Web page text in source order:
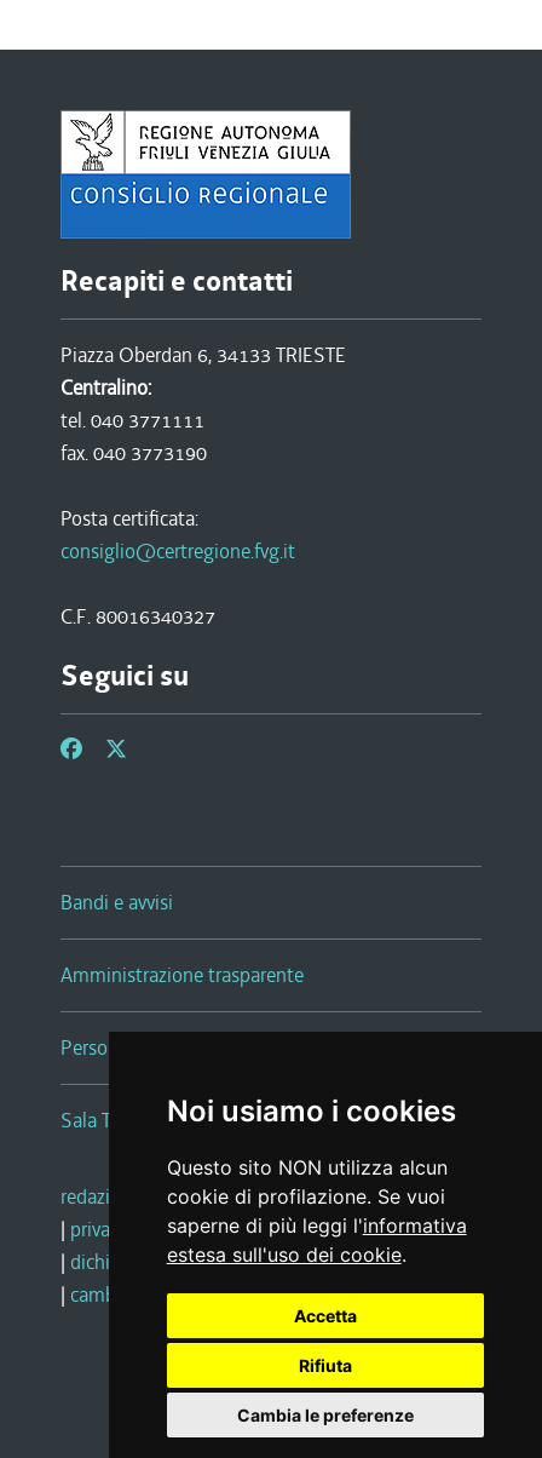
Noi usiamo i cookies
Questo sito NON utilizza alcun
cookie di profilazione. Se vuoi
saperne di più leggi l'informativa
estesa sull'uso dei cookie.
Accetta
Rifiuta
Cambia le preferenze
Recapiti e contatti
Piazza Oberdan 6, 34133 TRIESTE
Centralino:
tel. 040 3771111
fax. 040 3773190
Posta certificata:
consiglio@certregione.fvg.it
C.F. 80016340327
Seguici su
Bandi e avvisi
Amministrazione trasparente
Persone e Uffici
Sala Tiziano Tessitori
redazione web |note legali |glossario
| privacy
social media policy
| dichiarazione di accessibilità |feedback
| cambio preferenze cookie
Realizzato da